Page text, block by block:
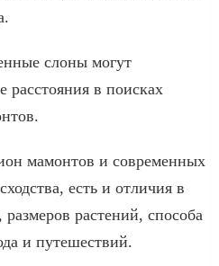
слоны могут
расстояния в поисках
мамонтов и современных
есть и отличия в
растений, способа
и путешествий.